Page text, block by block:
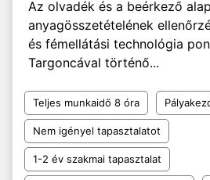
Az olvadék és a beérkező
anyagösszetételének
és fémellátási technológia
Targoncával történő...
Teljes munkaidő 8 óra
Nem igényel tapasztalatot
1-2 év szakmai tapasztalat